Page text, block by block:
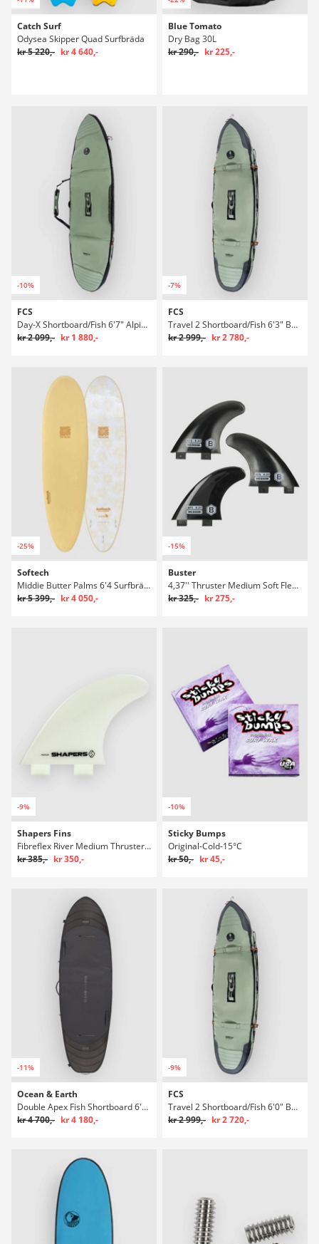
Catch Surf
Odysea Skipper Quad Surfbräda
kr 5 220,- kr 4 640,-
Blue Tomato
Dry Bag 30L
kr 290,- kr 225,-
-10%
FCS
Day-X Shortboard/Fish 6'7" Alpine Boardbag Surf
kr 2 099,- kr 1 880,-
-7%
FCS
Travel 2 Shortboard/Fish 6'3" Boardbag Surf
kr 2 999,- kr 2 780,-
-25%
Softech
Middie Butter Palms 6'4 Surfbräda
kr 5 399,- kr 4 050,-
-15%
Buster
4,37'' Thruster Medium Soft Flexible Fin Set
kr 325,- kr 275,-
-9%
Shapers Fins
Fibreflex River Medium Thruster Single T Fins
kr 385,- kr 350,-
-10%
Sticky Bumps
Original-Cold-15°C
kr 50,- kr 45,-
-11%
Ocean & Earth
Double Apex Fish Shortboard 6'8 Boardbag Surf
kr 4 700,- kr 4 180,-
-9%
FCS
Travel 2 Shortboard/Fish 6'0" Boardbag Surf
kr 2 999,- kr 2 720,-